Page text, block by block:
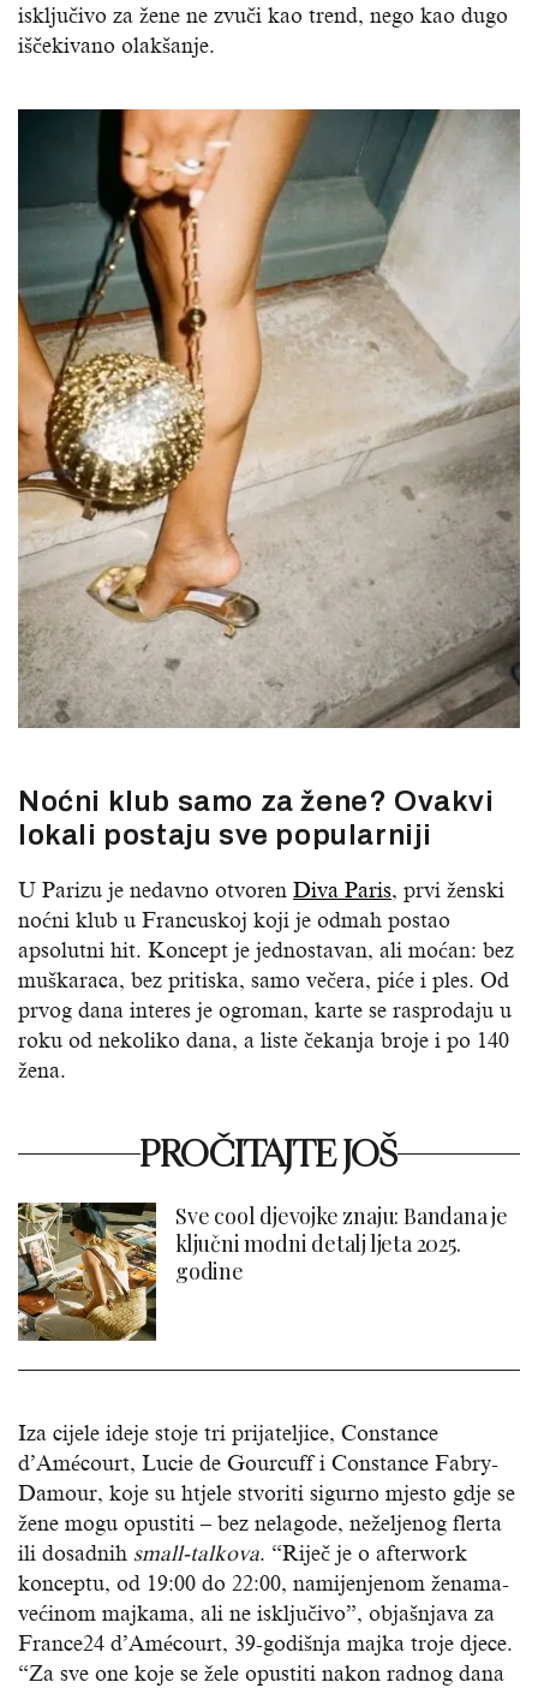
isključivo za žene ne zvuči kao trend, nego kao dugo
iščekivano olakšanje.
Noćni klub samo za žene? Ovakvi
lokali postaju sve popularniji
U Parizu je nedavno otvoren Diva Paris, prvi ženski
noćni klub u Francuskoj koji je odmah postao
apsolutni hit. Koncept je jednostavan, ali moćan: bez
muškaraca, bez pritiska, samo večera, piće i ples. Od
prvog dana interes je ogroman, karte se rasprodaju u
roku od nekoliko dana, a liste čekanja broje i po 140
žena.
PROČITAJTE JOŠ
Sve cool djevojke znaju: Bandana je
ključni modni detalj ljeta 2025.
godine
Iza cijele ideje stoje tri prijateljice, Constance
d’Amécourt, Lucie de Gourcuff i Constance Fabry-
Damour, koje su htjele stvoriti sigurno mjesto gdje se
žene mogu opustiti – bez nelagode, neželjenog flerta
ili dosadnih small-talkova. “Riječ je o afterwork
konceptu, od 19:00 do 22:00, namijenjenom ženama-
većinom majkama, ali ne isključivo”, objašnjava za
France24 d’Amécourt, 39-godišnja majka troje djece.
“Za sve one koje se žele opustiti nakon radnog dana